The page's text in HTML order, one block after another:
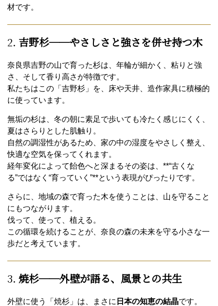
材です。
2. 吉野杉──やさしさと強さを併せ持つ木
奈良県吉野の山で育った杉は、年輪が細かく、粘りと強
さ、そして香り高さが特徴です。
私たちはこの「吉野杉」を、床や天井、造作家具に積極的
に使っています。
無垢の杉は、冬の朝に素足で歩いても冷たく感じにくく、
夏はさらりとした肌触り。
自然の調湿性があるため、家の中の湿度をやさしく整え、
快適な空気を保ってくれます。
経年変化によって飴色へと深まるその姿は、**“古くな
る”ではなく“育っていく”**という表現がぴったりです。
さらに、地域の森で育った木を使うことは、山を守ること
にもつながります。
伐って、使って、植える。
この循環を続けることが、奈良の森の未来を守る小さな一
歩だと考えています。
3. 焼杉──外壁が語る、風景との共生
外壁に使う「焼杉」は、まさに 日本の知恵の結晶です。